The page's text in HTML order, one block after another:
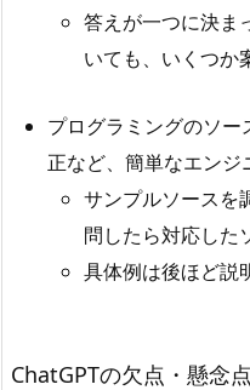
答えが一つに決ま
いても、いくつか
プログラミングのソー
正など、簡単なエン
サンプルソースを
問したら対応した
具体例は後ほど説
ChatGPTの欠点・懸念点